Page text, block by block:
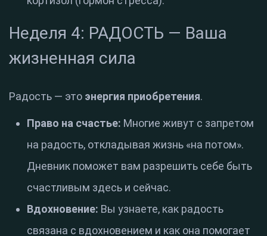
Неделя 4: РАДОСТЬ — Ваша
жизненная сила
Радость — это энергия приобретения.
Право на счастье: Многие живут с запретом
на радость, откладывая жизнь «на потом».
Дневник поможет вам разрешить себе быть
счастливым здесь и сейчас.
Вдохновение: Вы узнаете, как радость
связана с вдохновением и как она помогает